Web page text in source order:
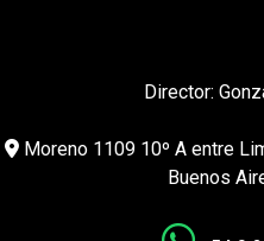
Director:
Moreno 1109 10º A entre
Buenos